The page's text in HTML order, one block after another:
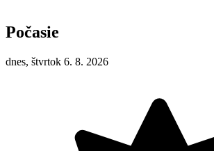
Počasie
dnes, štvrtok 6. 8. 2026